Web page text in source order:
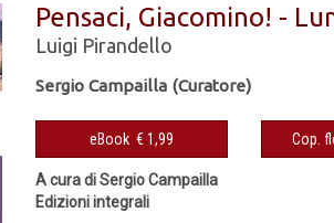
Pensaci, Giacomino! -
Luigi Pirandello
Sergio Campailla (Curatore)
eBook € 1,99
A cura di Sergio Campailla
Edizioni integrali